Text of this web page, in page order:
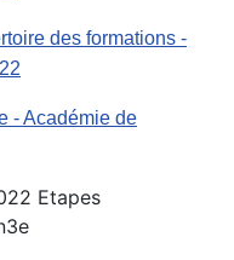
des formations -
- Académie de